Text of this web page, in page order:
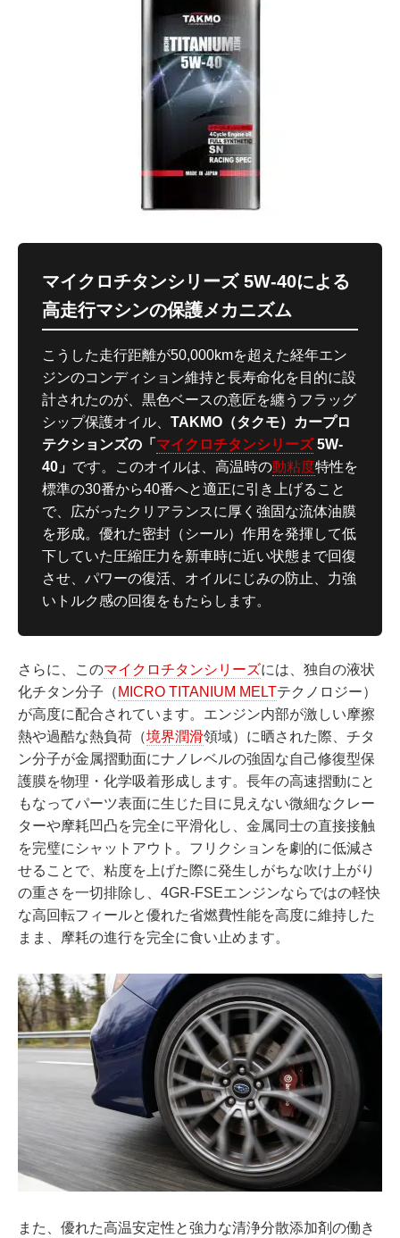
マイクロチタンシリーズ 5W-40による
高走行マシンの保護メカニズム
こうした走行距離が50,000kmを超えた経年エン
ジンのコンディション維持と長寿命化を目的に設
計されたのが、黒色ベースの意匠を纏うフラッグ
シップ保護オイル、 TAKMO（タクモ）カープロ
テクションズの「 マイクロチタンシリーズ5W-
40」 です。このオイルは、高温時の動粘度特性を
標準の30番から40番へと適正に引き上げること
で、広がったクリアランスに厚く強固な流体油膜
を形成。優れた密封（シール）作用を発揮して低
下していた圧縮圧力を新車時に近い状態まで回復
させ、パワーの復活、オイルにじみの防止、力強
いトルク感の回復をもたらします。
さらに、このマイクロチタンシリーズには、独自の液状
化チタン分子（ MICRO TITANIUM MELTテクノロジー）
が高度に配合されています。エンジン内部が激しい摩擦
熱や過酷な熱負荷（境界潤滑領域）に晒された際、チタ
ン分子が金属摺動面にナノレベルの強固な自己修復型保
護膜を物理・化学吸着形成します。長年の高速摺動にと
もなってパーツ表面に生じた目に見えない微細なクレー
ターや摩耗凹凸を完全に平滑化し、金属同士の直接接触
を完璧にシャットアウト。フリクションを劇的に低減さ
せることで、粘度を上げた際に発生しがちな吹け上がり
の重さを一切排除し、4GR-FSEエンジンならではの軽快
な高回転フィールと優れた省燃費性能を高度に維持した
まま、摩耗の進行を完全に食い止めます。
また、優れた高温安定性と強力な清浄分散添加剤の働き